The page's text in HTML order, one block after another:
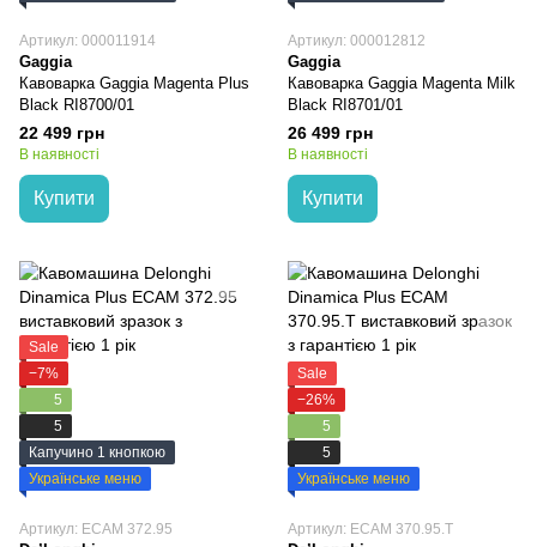
Артикул: 000011914
Gaggia
Кавоварка Gaggia Magenta Plus
Black RI8700/01
22 499 грн
В наявності
Купити
Артикул: 000012812
Gaggia
Кавоварка Gaggia Magenta Milk
Black RI8701/01
26 499 грн
В наявності
Купити
Sale
−7%
5
5
Капучино 1 кнопкою
Українське меню
Артикул: ECAM 372.95
Sale
−26%
5
5
Українське меню
Артикул: ECAM 370.95.T